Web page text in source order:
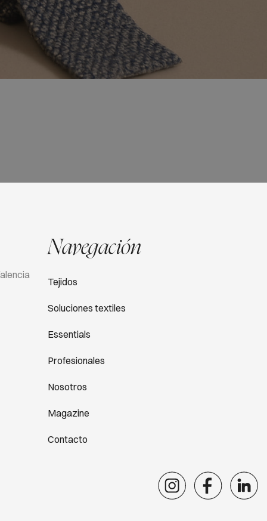
Navegación
Tejidos
Soluciones textiles
Essentials
Profesionales
Nosotros
Magazine
Contacto